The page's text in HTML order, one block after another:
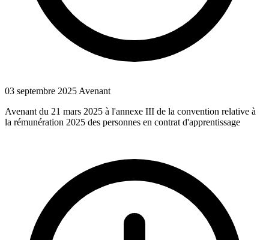
03 septembre 2025 Avenant
Avenant du 21 mars 2025 à l'annexe III de la convention relative à
la rémunération 2025 des personnes en contrat d'apprentissage